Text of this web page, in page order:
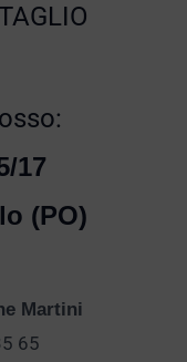
17
(PO)
Martini
65